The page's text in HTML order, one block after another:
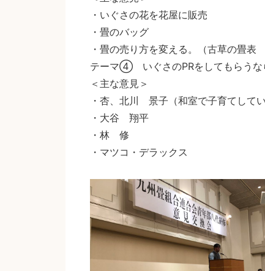
・いぐさの花を花屋に販売
・畳のバッグ
・畳の売り方を変える。（古草の畳
テーマ④ いぐさのPRをしてもらうな
＜主な意見＞
・杏、北川 景子（和室で子育てして
・大谷 翔平
・林 修
・マツコ・デラックス